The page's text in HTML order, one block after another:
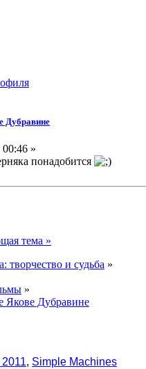
Дубравине
»
понадобится
тема »
творчество и судьба »
»
Якове Дубравине
, Simple Machines